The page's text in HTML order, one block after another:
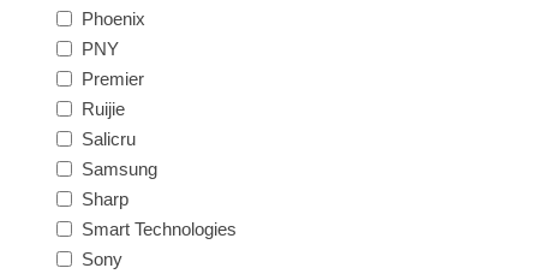
Phoenix
PNY
Premier
Ruijie
Salicru
Samsung
Sharp
Smart Technologies
Sony